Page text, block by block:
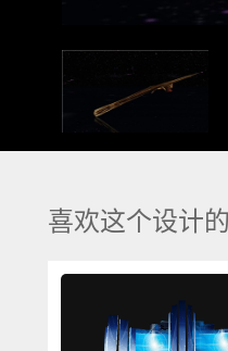
喜欢这个设计的